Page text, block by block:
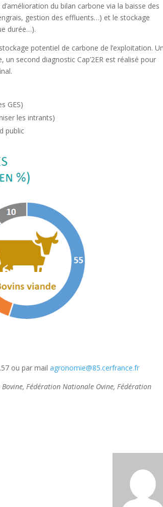
du bilan carbone via la baisse des
gestion des effluents…) et le stockage
durée…).
potentiel de carbone de l’exploitation.
second diagnostic Cap’2ER est réalisé pour
GES)
les intrants)
public
ou par mailagronomie@85.cerfrance.fr
Fédération Nationale Ovine, Fédération